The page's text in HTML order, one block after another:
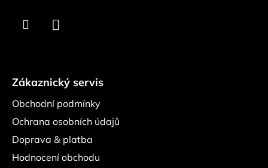
Zákaznický servis
Obchodní podmínky
Ochrana osobních údajů
Doprava & platba
Hodnocení obchodu